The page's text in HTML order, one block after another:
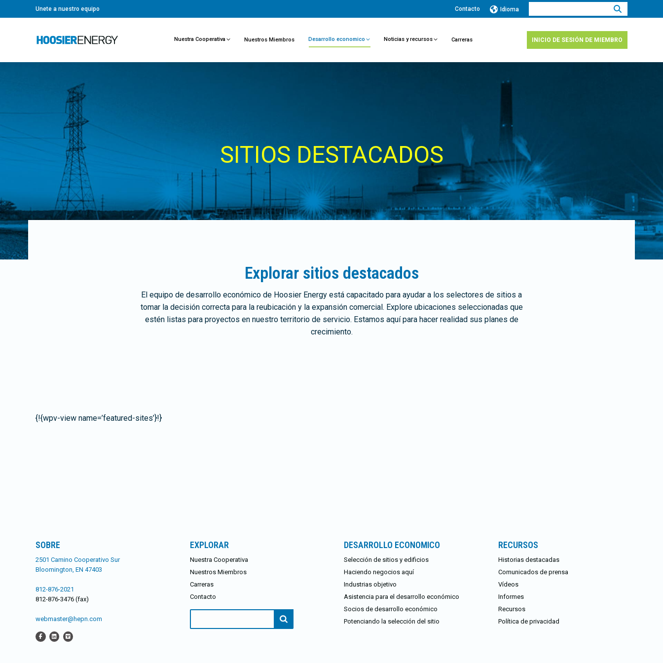
Unete a nuestro equipo Contacto Idioma
Nuestra Cooperativa Nuestros Miembros Desarrollo economico Noticias y recursos Carreras INICIO DE SESIÓN DE MIEMBRO
SITIOS DESTACADOS
Explorar sitios destacados
El equipo de desarrollo económico de Hoosier Energy está capacitado para ayudar a los selectores de sitios a
tomar la decisión correcta para la reubicación y la expansión comercial. Explore ubicaciones seleccionadas que
estén listas para proyectos en nuestro territorio de servicio. Estamos aquí para hacer realidad sus planes de
crecimiento.
{!{wpv-view name=’featured-sites’}!}
SOBRE
2501 Camino Cooperativo Sur
Bloomington, EN 47403
812-876-2021
812-876-3476 (fax)
webmaster@hepn.com
EXPLORAR
Nuestra Cooperativa
Nuestros Miembros
Carreras
Contacto
DESARROLLO ECONOMICO
Selección de sitios y edificios
Haciendo negocios aquí
Industrias objetivo
Asistencia para el desarrollo económico
Socios de desarrollo económico
Potenciando la selección del sitio
RECURSOS
Historias destacadas
Comunicados de prensa
Vídeos
Informes
Recursos
Política de privacidad